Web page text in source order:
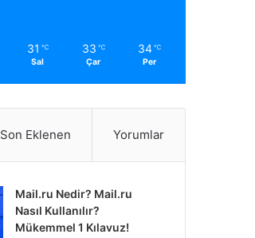
31 ℃
Sal
33 ℃
Çar
34 ℃
Per
Son Eklenen Yorumlar
Mail.ru Nedir? Mail.ru
Nasıl Kullanılır?
Mükemmel 1 Kılavuz!